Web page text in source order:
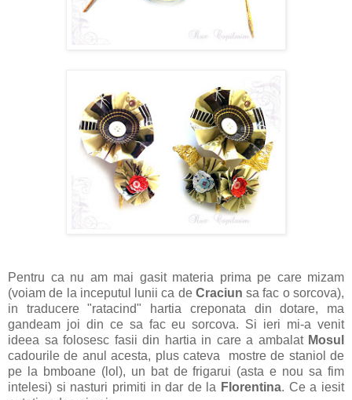
Pentru ca nu am mai gasit materia prima pe care mizam
(voiam de la inceputul lunii ca de Craciun sa fac o sorcova),
in traducere "ratacind" hartia creponata din dotare, ma
gandeam joi din ce sa fac eu sorcova. Si ieri mi-a venit
ideea sa folosesc fasii din hartia in care a ambalat Mosul
cadourile de anul acesta, plus cateva mostre de staniol de
pe la bmboane (lol), un bat de frigarui (asta e nou sa fim
intelesi) si nasturi primiti in dar de la Florentina. Ce a iesit